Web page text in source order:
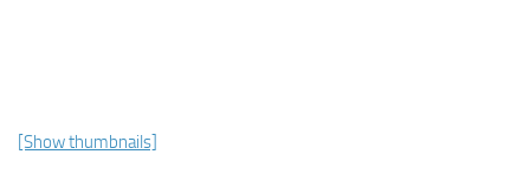
[Show thumbnails]